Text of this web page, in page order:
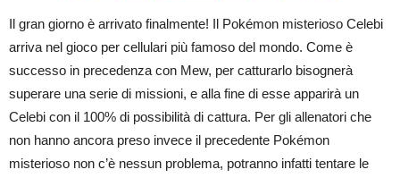
Go!!!
Il gran giorno è arrivato finalmente! Il Pokémon misterioso Celebi
arriva nel gioco per cellulari più famoso del mondo. Come è
successo in precedenza con Mew, per catturarlo bisognerà
superare una serie di missioni, e alla fine di esse apparirà un
Celebi con il 100% di possibilità di cattura. Per gli allenatori che
non hanno ancora preso invece il precedente Pokémon
misterioso non c’è nessun problema, potranno infatti tentare le